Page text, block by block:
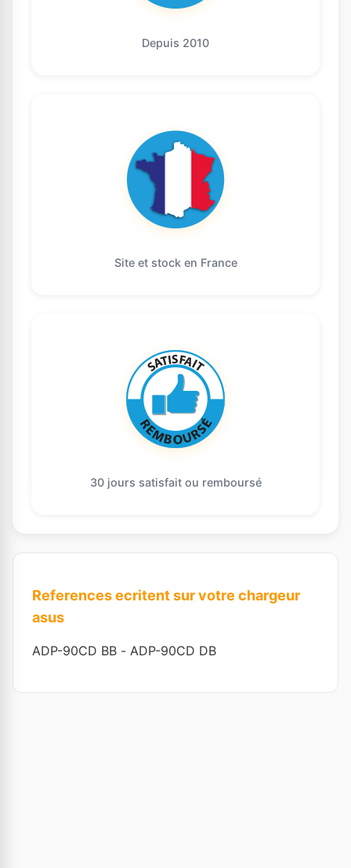
Depuis 2010
Site et stock en France
30 jours satisfait ou remboursé
References ecritent sur votre chargeur
asus
ADP-90CD BB - ADP-90CD DB